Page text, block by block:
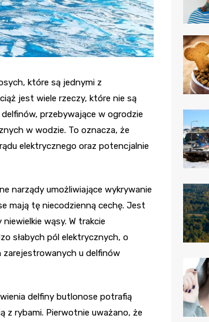
które są jednymi z
jest wiele rzeczy, które nie są
przebywające w ogrodzie
w wodzie. To oznacza, że
elektrycznego oraz potencjalnie
narządy umożliwiające wykrywanie
mają tę niecodzienną cechę. Jest
wąsy. W trakcie
słabych pól elektrycznych, o
u delfinów
delfiny butlonose potrafią
z rybami. Pierwotnie uważano, że